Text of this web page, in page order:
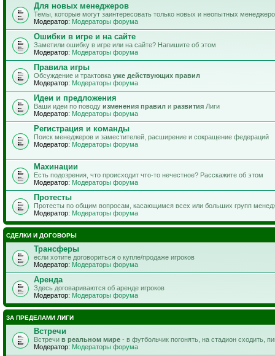
Для новых менеджеров
Темы, которые могут заинтересовать только новых и неопытных
Модератор: Модераторы форума
Ошибки в игре и на сайте
Заметили ошибку в игре или на сайте? Напишите об этом
Модератор: Модераторы форума
Правила игры
Обсуждение и трактовка уже действующих правил
Модератор: Модераторы форума
Идеи и предложения
Ваши идеи по поводу изменения правил и развития Лиги
Модератор: Модераторы форума
Регистрация и команды
Поиск менеджеров и заместителей, расширение и сокращение федераций
Модератор: Модераторы форума
Махинации
Есть подозрения, что происходит что-то нечестное? Расскажите об этом
Модератор: Модераторы форума
Протесты
Протесты по общим вопросам, касающимся всех или больших групп
Модератор: Модераторы форума
СДЕЛКИ И ДОГОВОРЫ
Трансферы
если хотите договориться о купле/продаже игроков
Модератор: Модераторы форума
Аренда
Здесь договариваются об аренде игроков
Модератор: Модераторы форума
ЗА ПРЕДЕЛАМИ ЛИГИ
Встречи
Встречи в реальном мире - в футбольчик погонять, на стадион сходить,
Модератор: Модераторы форума